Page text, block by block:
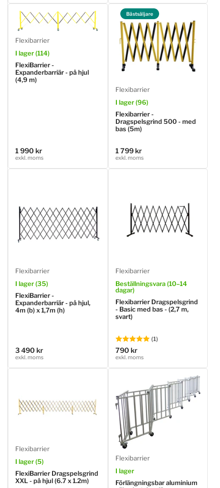
Flexibarrier
I lager (114)
FlexiBarrier -
Expanderbarriär - på hjul
(4,9 m)
Ordinarie
pris
1 990 kr
exkl. moms
Bästsäljare
Flexibarrier
I lager (96)
Flexibarrier -
Dragspelsgrind 500 - med
bas (5m)
Ordinarie
pris
1 799 kr
exkl. moms
Flexibarrier
I lager (35)
FlexiBarrier -
Expanderbarriär - på hjul,
4m (b) x 1,7m (h)
Ordinarie
pris
3 490 kr
exkl. moms
Flexibarrier
Beställningsvara (10–14
dagar)
Flexibarrier Dragspelsgrind
- Basic med bas - (2,7 m,
svart)
(1)
Ordinarie
pris
790 kr
exkl. moms
Flexibarrier
I lager (5)
FlexiBarrier Dragspelsgrind
XXL - på hjul (6.7 x 1.2m)
Flexibarrier
I lager
Förlängningsbar aluminium